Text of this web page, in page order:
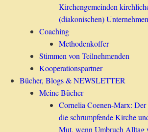
Kirchengemeinden
(diakonischen) Unternehmen
Coaching
Methodenkoffer
Stimmen von Teilnehmenden
Kooperationspartner
Bücher, Blogs & NEWSLETTER
Meine Bücher
Cornelia Coenen-Marx: Der
die schrumpfende Kirche
Mut, wenn Umbruch Alltag